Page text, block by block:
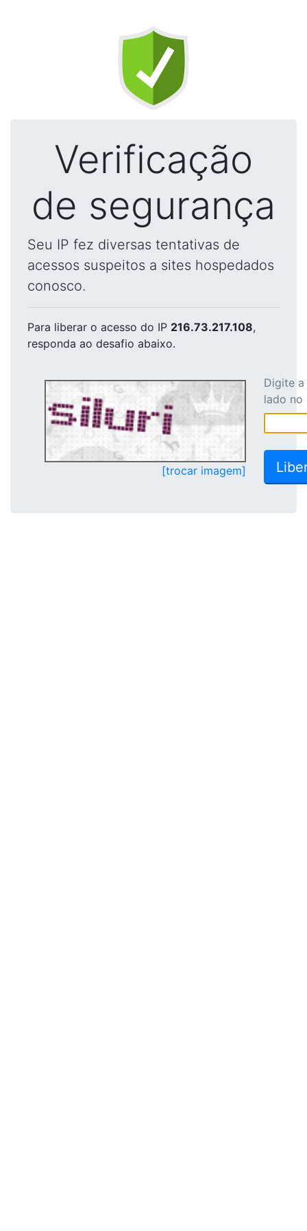
Verificação
de segurança
Seu IP fez diversas tentativas de
acessos suspeitos a sites hospedados
conosco.
Para liberar o acesso do IP 216.73.217.108,
responda ao desafio abaixo.
[trocar imagem]
Digite
lado no